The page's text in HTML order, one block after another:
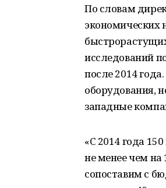
По словам
экономических
исследований
после 2014
оборудования,
западные
«С 2014 года
не менее чем
сопоставим с